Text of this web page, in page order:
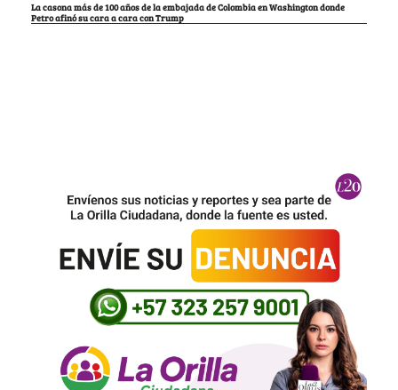
La casona más de 100 años de la embajada de Colombia en Washington donde
Petro afinó su cara a cara con Trump